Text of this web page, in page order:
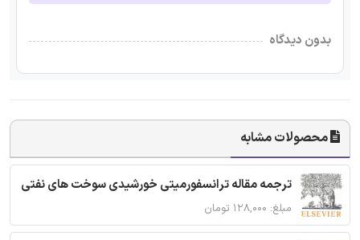
بدون دیدگاه
محصولات مشابه
ترجمه مقاله ترانسفورمیتی خورشیدی سوخت های نفتی
مبلغ: ۱۲۸,۰۰۰ تومان